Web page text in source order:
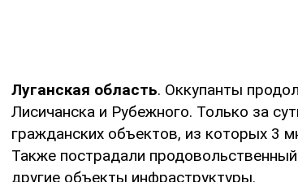
Луганская область. Оккупанты
Лисичанска и Рубежного. Только за
гражданских объектов, из которых 3
Также пострадали
другие объекты инфраструктуры.